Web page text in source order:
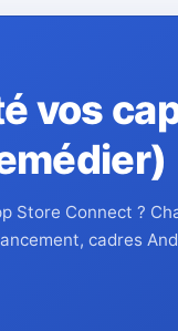
vos
Store Connect ?
cadres